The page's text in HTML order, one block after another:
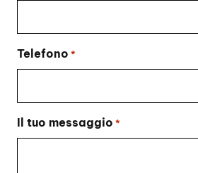
Telefono *
Il tuo messaggio *